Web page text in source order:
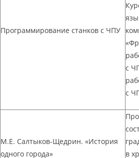
Программирование станков с ЧПУ
с
с
М.Е. Салтыков-Щедрин. «История
одного города»
в